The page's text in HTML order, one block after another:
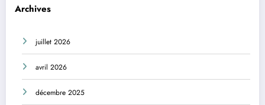
Archives
juillet 2026
avril 2026
décembre 2025